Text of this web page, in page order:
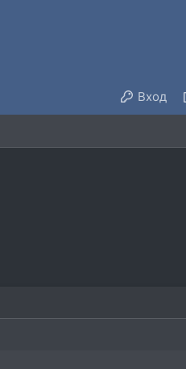
Вход